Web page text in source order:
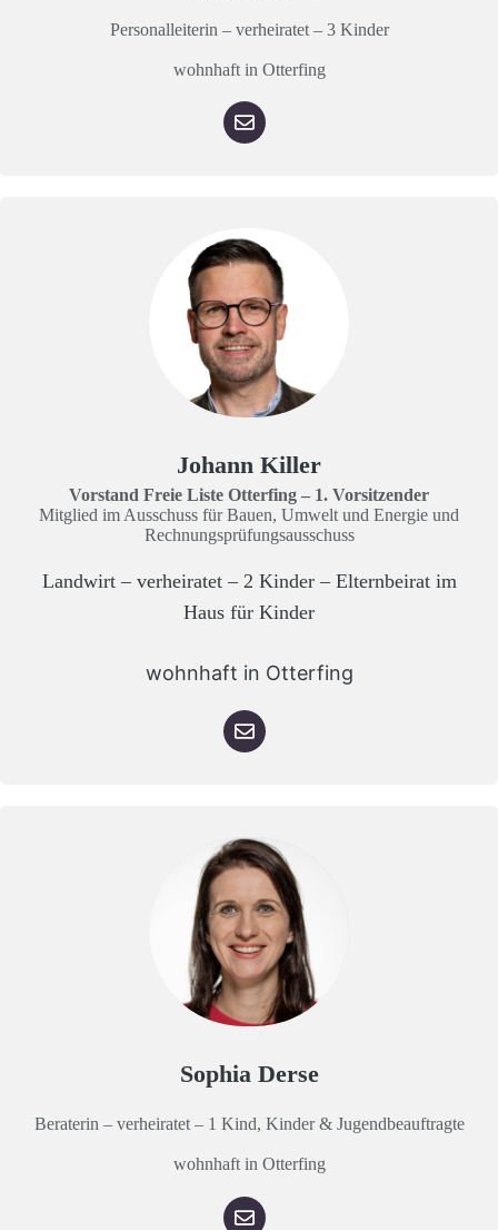
Personalleiterin – verheiratet – 3 Kinder
wohnhaft in Otterfing
Johann Killer
Vorstand Freie Liste Otterfing – 1. Vorsitzender
Mitglied im Ausschuss für Bauen, Umwelt und Energie und
Rechnungsprüfungsausschuss
Landwirt – verheiratet – 2 Kinder – Elternbeirat im
Haus für Kinder
wohnhaft in Otterfing
Sophia Derse
Beraterin – verheiratet – 1 Kind, Kinder & Jugendbeauftragte
wohnhaft in Otterfing